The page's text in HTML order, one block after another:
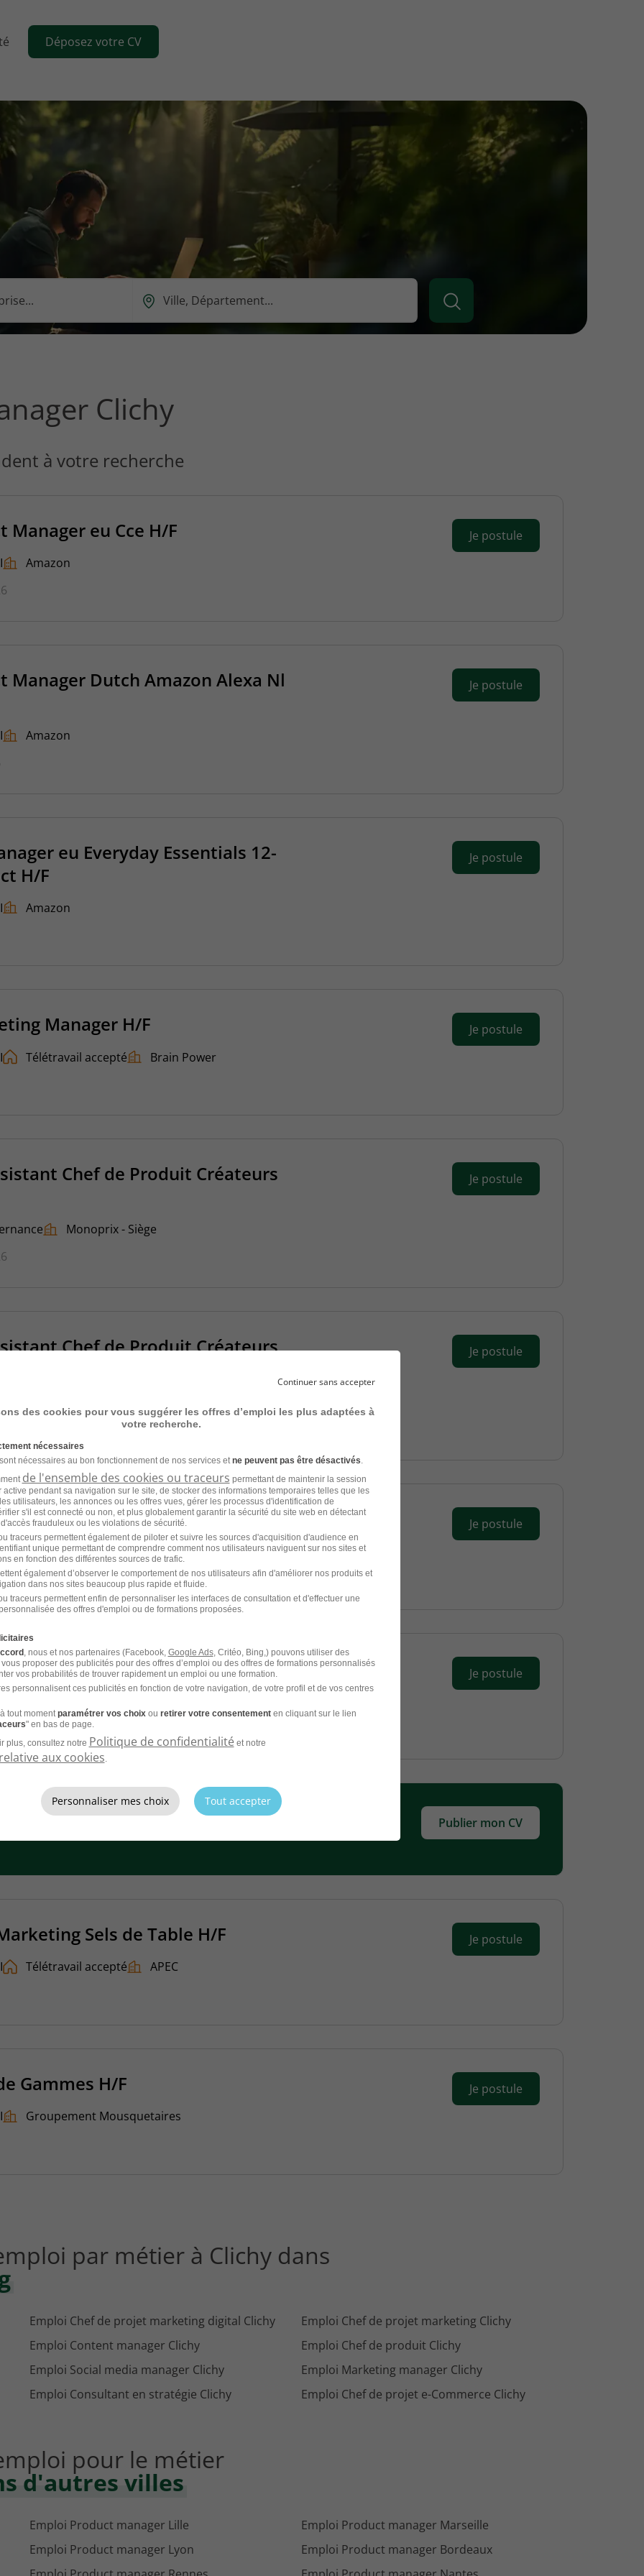
Déposez votre CV
Ou
ce
rechercher
?
Clichy
à votre recherche
Manager eu Cce H/F
Amazon
Je postule
Manager Dutch Amazon Alexa Nl
Amazon
Je postule
eu Everyday Essentials 12-
H/F
Amazon
Je postule
Manager H/F
Télétravail accepté
Brain Power
Je postule
Chef de Produit Créateurs
Monoprix - Siège
Je postule
Chef de Produit Créateurs
Je postule
Matériel Électrique H/F
Collective Works
Je postule
en Stage - Relevanc H/F Je postule
et laissez les recruteurs venir à
Publier mon CV
Sels de Table H/F
Télétravail accepté
APEC
Je postule
Gammes H/F
Groupement Mousquetaires
Je postule
par métier à Clichy dans
Emploi Chef de projet marketing digital Clichy
Emploi Chef de projet marketing Clichy
Emploi Content manager Clichy
Emploi Chef de produit Clichy
Emploi Social media manager Clichy
Emploi Marketing manager Clichy
Emploi Consultant en stratégie Clichy Emploi Chef de projet e-Commerce Clichy
pour le métier
d'autres villes
Emploi Product manager Lille
Emploi Product manager Marseille
Emploi Product manager Lyon
Emploi Product manager Bordeaux
Continuer sans accepter
des cookies pour vous suggérer les offres d’emploi les plus adaptées à
votre recherche.
nécessaires
nécessaires au bon fonctionnement de nos services et ne peuvent pas être désactivés
de l'ensemble des cookies ou traceurs permettant de maintenir la session
active pendant sa navigation sur le site, de stocker des informations temporaires telles que les
utilisateurs, les annonces ou les offres vues, gérer les processus d'identification de
s'il est connecté ou non, et plus globalement garantir la sécurité du site web en détectant
frauduleux ou les violations de sécurité.
traceurs permettent également de piloter et suivre les sources d'acquisition d'audience en
unique permettant de comprendre comment nos utilisateurs naviguent sur nos sites et
en fonction des différentes sources de trafic.
également d’observer le comportement de nos utilisateurs afin d'améliorer nos produits et
dans nos sites beaucoup plus rapide et fluide.
traceurs permettent enfin de personnaliser les interfaces de consultation et d'effectuer une
des offres d'emploi ou de formations proposées.
, nous et nos partenaires (Facebook, Google Ads, Critéo, Bing,) pouvons utiliser des
proposer des publicités pour des offres d’emploi ou des offres de formations personnalisés
vos probabilités de trouver rapidement un emploi ou une formation.
personnalisent ces publicités en fonction de votre navigation, de votre profil et de vos centres
tout moment paramétrer vos choixou retirer votre consentementen cliquant sur le lien
" en bas de page.
plus, consultez notre Politique de confidentialité et notre
aux cookies
Personnaliser mes choix Tout accepter